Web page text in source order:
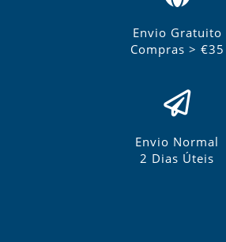
Envio Gratuito
Compras > €35
Envio Normal
2 Dias Úteis